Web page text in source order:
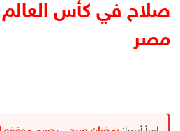
صلاح في كأس
مصر